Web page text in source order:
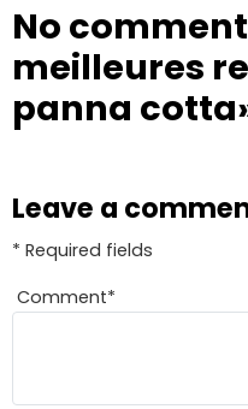
No
meilleures
panna
Leave a
* Required fields
Comment*